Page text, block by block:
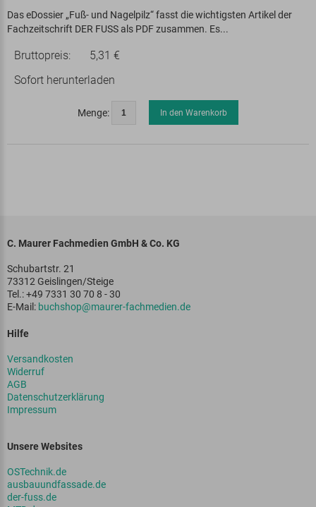
Das eDossier „Fuß- und Nagelpilz“ fasst die wichtigsten Artikel der
Fachzeitschrift DER FUSS als PDF zusammen. Es...
Bruttopreis:
5,31 €
Sofort herunterladen
Menge: In den Warenkorb
C. Maurer Fachmedien GmbH & Co. KG
Schubartstr. 21
73312 Geislingen/Steige
Tel.: +49 7331 30 70 8 - 30
E-Mail: buchshop@maurer-fachmedien.de
Hilfe
Versandkosten
Widerruf
AGB
Datenschutzerklärung
Impressum
Unsere Websites
OSTechnik.de
ausbauundfassade.de
der-fuss.de